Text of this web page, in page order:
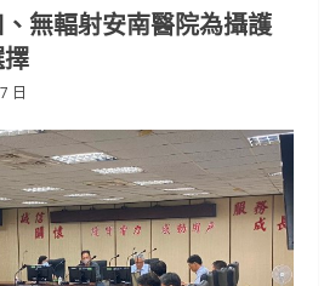
、無輻射安南醫院為攝護
日